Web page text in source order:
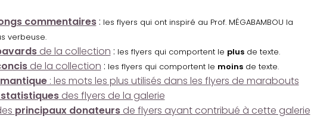
commentaires: les flyers qui ont inspiré au Prof. MÉGABAMBOU la
verbeuse.
de la collection : les flyers qui comportent le plusde texte.
de la collection : les flyers qui comportent le moinsde texte.
: les mots les plus utilisés dans les flyers de marabouts
des flyers de la galerie
principaux donateursde flyers ayant contribué à cette galerie